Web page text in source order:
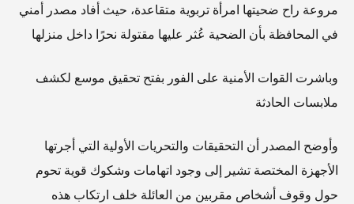
مروعة راح ضحيتها امرأة تربوية متقاعدة، حيث أفاد مصدر أمني
في المحافظة بأن الضحية عُثر عليها مقتولة نحرًا داخل منزلها
وباشرت القوات الأمنية على الفور بفتح تحقيق موسع لكشف
ملابسات الحادثة
وأوضح المصدر أن التحقيقات والتحريات الأولية التي أجرتها
الأجهزة المختصة تشير إلى وجود اتهامات وشكوك قوية تحوم
حول وقوف أشخاص مقربين من العائلة خلف ارتكاب هذه